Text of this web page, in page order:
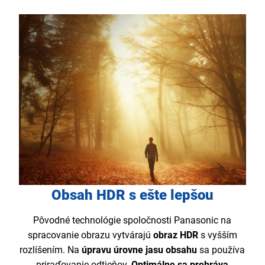
Obsah HDR s ešte lepšou
Pôvodné technológie spoločnosti Panasonic na
spracovanie obrazu vytvárajú obraz HDRs vyšším
rozlíšením. Na úpravu úrovne jasu obsahu sa používa